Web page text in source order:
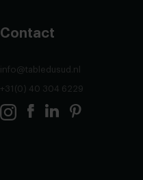
Contact
info@tabledusud.nl
+31(0) 40 304 6229